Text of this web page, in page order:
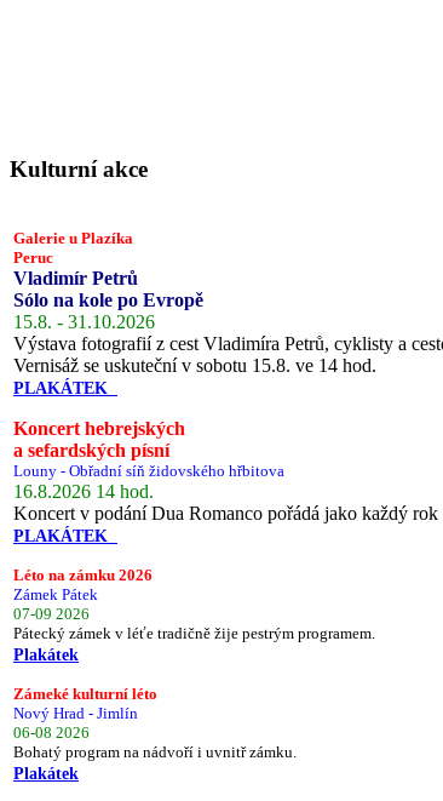
Kulturní akce
Galerie u Plazíka
Peruc
Vladimír Petrů
Sólo na kole po Evropě
15.8. - 31.10.2026
Výstava fotografií z cest Vladimíra Petrů, cyklisty a
Vernisáž se uskuteční v sobotu 15.8. ve 14 hod.
PLAKÁTEK
Koncert hebrejských
a sefardských písní
Louny - Obřadní síň židovského hřbitova
16.8.2026 14 hod.
Koncert v podání Dua Romanco pořádá jako každý
PLAKÁTEK
Léto na zámku 2026
Zámek Pátek
07-09 2026
Pátecký zámek v léťe tradičně žije pestrým programem.
Plakátek
Zámeké kulturní léto
Nový Hrad - Jimlín
06-08 2026
Bohatý program na nádvoří i uvnitř zámku.
Plakátek